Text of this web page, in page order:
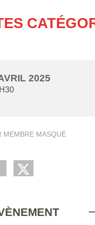
2025
MEMBRE MASQUÉ